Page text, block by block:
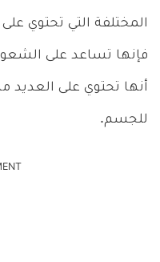
المختلفة التي تحتوي
فإنها تساعد على
أنها تحتوي على العديد
للجسم.